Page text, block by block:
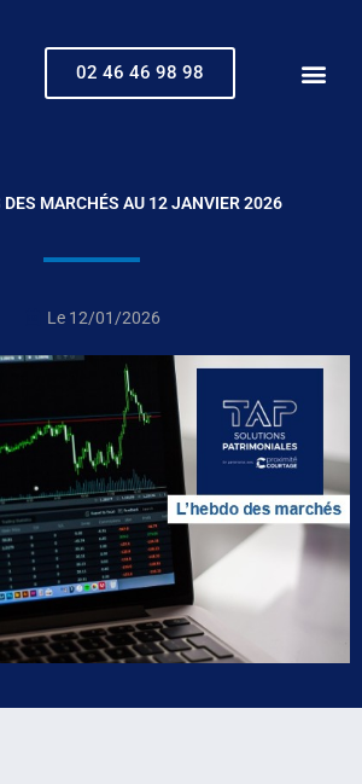
02 46 46 98 98
MARCHÉS AU 12 JANVIER 2026
Le 12/01/2026